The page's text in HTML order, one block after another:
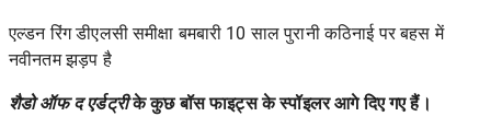
एल्डन रिंग डीएलसी समीक्षा बमबारी 10 साल पुरानी कठिनाई पर बहस में
नवीनतम झड़प है
शैडो ऑफ द एर्डट्रीके कुछ बॉस फाइट्स के स्पॉइलर आगे दिए गए हैं।